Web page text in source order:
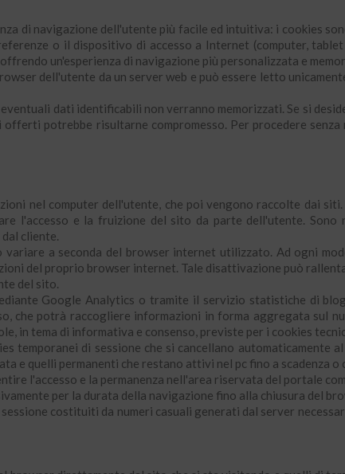
di navigazione dell'utente più facile ed intuitiva: i cookies
o il dispositivo di accesso a Internet (computer,
un'esperienza di navigazione più personalizzata e
dell'utente da un server web e può essere letto
dati identificabili non verranno memorizzati. Se si
potrebbe risultarne compromesso. Per procedere
nel computer dell'utente, che poi vengono raccolte dai
l'accesso e la fruizione del sito da parte dell'utente. Sono
cliente.
a seconda del browser internet utilizzato. Ad ogni
del proprio browser internet. Tale disattivazione può
del sito.
Google Analytics o tramite il servizio statistiche di
che potrà raccogliere informazioni in forma aggregata sul
in tema di informativa e consenso, previste per i cookies
temporanei di sessione che si cancellano automaticamente
e quelli permanenti che restano attivi nel pc fino a scadenza o
l'accesso e la permanenza nell'area riservata del portale
per la durata della navigazione fino alla chiusura del
costituiti da numeri casuali generati dal server